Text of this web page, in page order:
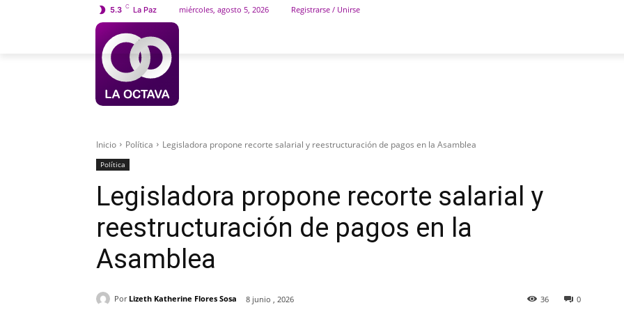
5.3 C La Paz miércoles, agosto 5, 2026 Registrarse / Unirse
Inicio Política Legisladora propone recorte salarial y reestructuración de pagos en la Asamblea
Política
Legisladora propone recorte salarial y
reestructuración de pagos en la
Asamblea
Por Lizeth Katherine Flores Sosa 8 junio , 2026 0
36